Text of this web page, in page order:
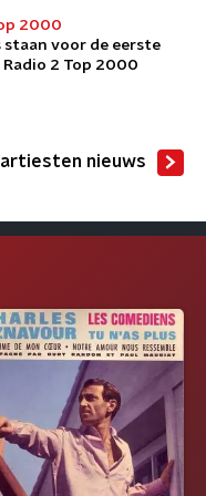
2000
staan voor de eerste
Radio 2 Top 2000
nieuws